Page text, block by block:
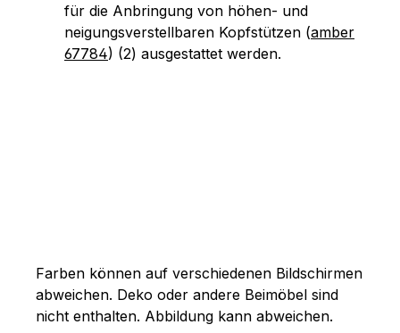
für die Anbringung von höhen- und
neigungsverstellbaren Kopfstützen (amber
67784) (2) ausgestattet werden.
Farben können auf verschiedenen Bildschirmen
abweichen. Deko oder andere Beimöbel sind
nicht enthalten. Abbildung kann abweichen.